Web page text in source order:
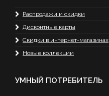
Распродажи и скидки
Дисконтные карты
Скидки в интернет-магазинах
Новые коллекции
УМНЫЙ ПОТРЕБИТЕЛЬ